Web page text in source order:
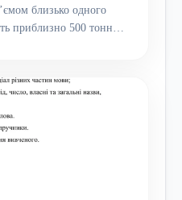
близько одного
приблизно 500 тонн…